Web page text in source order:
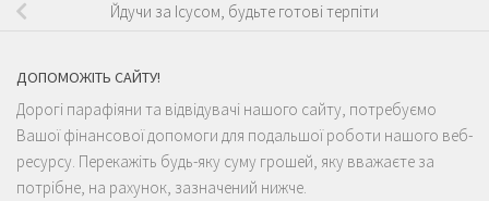
Йдучи за Ісусом, будьте готові терпіти
ДОПОМОЖІТЬ САЙТУ!
Дорогі парафіяни та відвідувачі нашого сайту, потребуємо
Вашої фінансової допомоги для подальшої роботи нашого веб-
ресурсу. Перекажіть будь-яку суму грошей, яку вважаєте за
потрібне, на рахунок, зазначений нижче.